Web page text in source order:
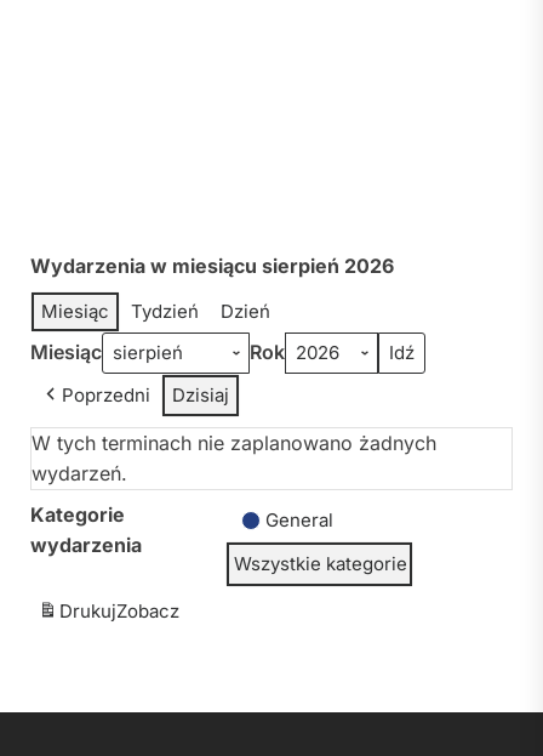
Wydarzenia w miesiącu sierpień 2026
Miesiąc Tydzień Dzień
Miesiąc Rok
Poprzedni Dzisiaj
W tych terminach nie zaplanowano żadnych
wydarzeń.
Kategorie
wydarzenia
General
Wszystkie kategorie
DrukujZobacz